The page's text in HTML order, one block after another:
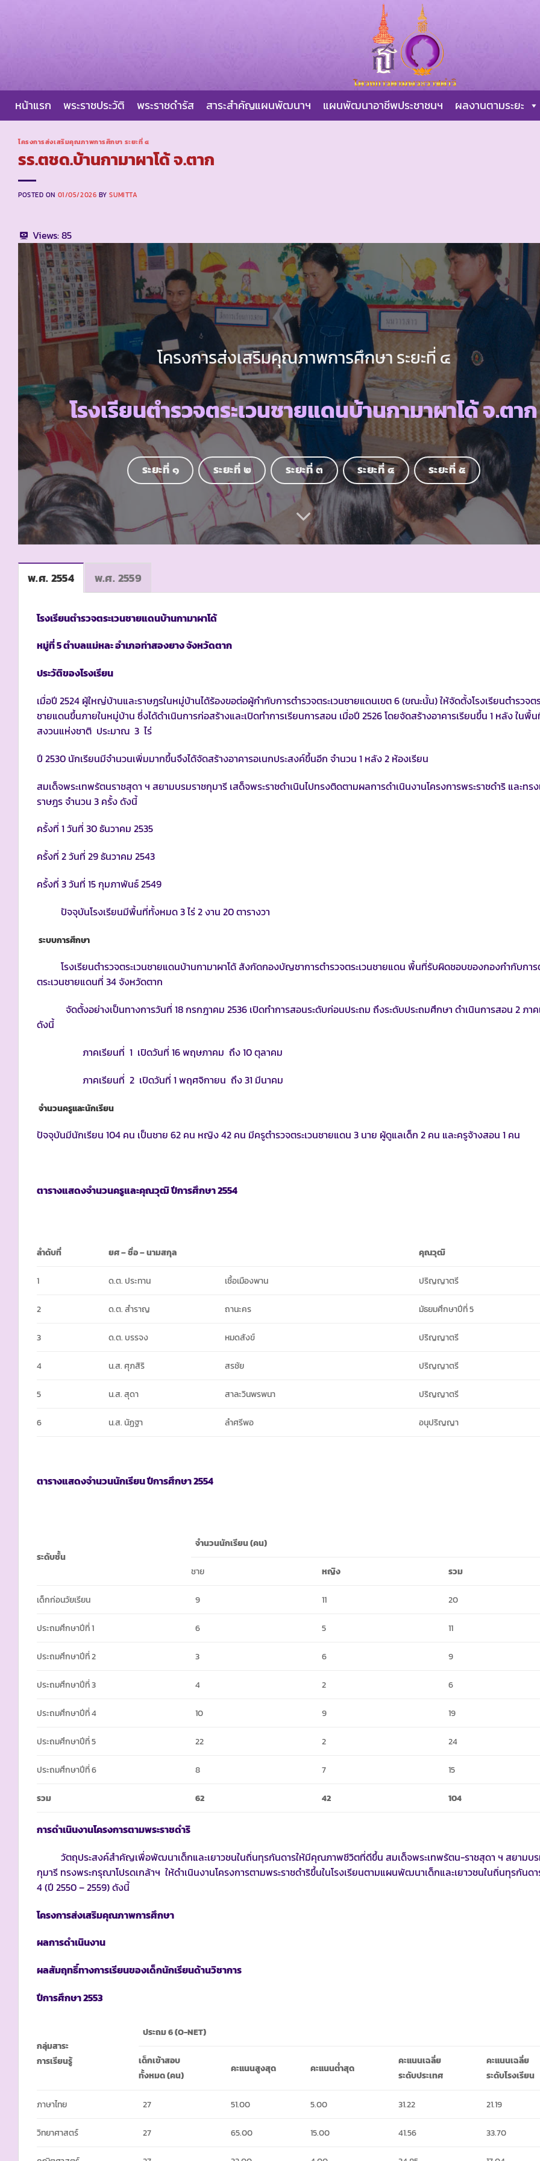
หน้าแรก พระราชประวัติ พระราชดำรัส สาระสำคัญแผนพัฒนาฯ แผนพัฒนาอาชีพประชาชนฯ ผลงานตามระยะ
โครงการส่งเสริมคุณภาพการศึกษา ระยะที่ ๔
รร.ตชด.บ้านกามาผาโด้ จ.ตาก
POSTED ON 01/05/2026 BYSUMITTA
Views:85
โครงการส่งเสริมคุณภาพการศึกษา ระยะที่ ๔
โรงเรียนตำรวจตระเวนชายแดนบ้านกามาผาโด้ จ.ตาก
ระยะที่ ๑ ระยะที่ ๒ ระยะที่ ๓ ระยะที่ ๔ ระยะที่ ๕
พ.ศ. 2554 พ.ศ. 2559
โรงเรียนตำรวจตระเวนชายแดนบ้านกามาผาโด้
หมู่ที่ 5 ตำบลแม่หละ อำเภอท่าสองยาง จังหวัดตาก
ประวัติของโรงเรียน
เมื่อปี 2524 ผู้ใหญ่บ้านและราษฎรในหมู่บ้านได้ร้องขอต่อผู้กำกับการตำรวจตระเวนชายแดนเขต 6 (ขณะนั้น) ให้จัดตั้งโรงเรียนตำรวจตร
ชายแดนขึ้นภายในหมู่บ้าน ซึ่งได้ดำเนินการก่อสร้างและเปิดทำการเรียนการสอน เมื่อปี 2526 โดยจัดสร้างอาคารเรียนขึ้น 1 หลัง ในพื้น
สงวนแห่งชาติ ประมาณ 3 ไร่
ปี 2530 นักเรียนมีจำนวนเพิ่มมากขึ้นจึงได้จัดสร้างอาคารอเนกประสงค์ขึ้นอีก จำนวน 1 หลัง 2 ห้องเรียน
สมเด็จพระเทพรัตนราชสุดา ฯ สยามบรมราชกุมารี เสด็จพระราชดำเนินไปทรงติดตามผลการดำเนินงานโครงการพระราชดำริ และทร
ราษฎร จำนวน 3 ครั้ง ดังนี้
ครั้งที่ 1 วันที่ 30 ธันวาคม 2535
ครั้งที่ 2 วันที่ 29 ธันวาคม 2543
ครั้งที่ 3 วันที่ 15 กุมภาพันธ์ 2549
ปัจจุบันโรงเรียนมีพื้นที่ทั้งหมด 3 ไร่ 2 งาน 20 ตารางวา
ระบบการศึกษา
โรงเรียนตำรวจตระเวนชายแดนบ้านกามาผาโด้ สังกัดกองบัญชาการตำรวจตระเวนชายแดน พื้นที่รับผิดชอบของกองกำกับการ
ตระเวนชายแดนที่ 34 จังหวัดตาก
จัดตั้งอย่างเป็นทางการวันที่ 18 กรกฎาคม 2536 เปิดทำการสอนระดับก่อนประถม ถึงระดับประถมศึกษา ดำเนินการสอน 2 ภาค
ดังนี้
ภาคเรียนที่ 1 เปิดวันที่ 16 พฤษภาคม ถึง 10 ตุลาคม
ภาคเรียนที่ 2 เปิดวันที่ 1 พฤศจิกายน ถึง 31 มีนาคม
จำนวนครูและนักเรียน
ปัจจุบันมีนักเรียน 104 คน เป็นชาย 62 คน หญิง 42 คน มีครูตำรวจตระเวนชายแดน 3 นาย ผู้ดูแลเด็ก 2 คน และครูจ้างสอน 1 คน
ตารางแสดงจำนวนครูและคุณวุฒิ ปีการศึกษา2554
ลำดับที่ ยศ– ชื่อ – นามสกุล คุณวุฒิ
1 ด.ต. ประทาน เชื้อเมืองพาน ปริญญาตรี
2 ด.ต. สำราญ ถานะคร มัธยมศึกษาปีที่ 5
3 ด.ต. บรรจง หมดสังข์ ปริญญาตรี
4 น.ส. ศุภสิริ สรชัย ปริญญาตรี
5 น.ส. สุดา สาละวินพรพนา ปริญญาตรี
6 น.ส. นัฏฐา ลำศรีพอ อนุปริญญา
ตารางแสดงจำนวนนักเรียน ปีการศึกษา2554
ระดับชั้น
จำนวนนักเรียน(คน)
ชาย หญิง รวม
เด็กก่อนวัยเรียน 9 11 20
ประถมศึกษาปีที่ 1 6 5 11
ประถมศึกษาปีที่ 2 3 6 9
ประถมศึกษาปีที่ 3 4 2 6
ประถมศึกษาปีที่ 4 10 9 19
ประถมศึกษาปีที่ 5 22 2 24
ประถมศึกษาปีที่ 6 8 7 15
รวม 62 42 104
การดำเนินงานโครงการตามพระราชดำริ
วัตถุประสงค์สำคัญเพื่อพัฒนาเด็กและเยาวชนในถิ่นทุรกันดารให้มีคุณภาพชีวิตที่ดีขึ้น สมเด็จพระเทพรัตน-ราชสุดา ฯ สยามบร
กุมารี ทรงพระกรุณาโปรดเกล้าฯ ให้ดำเนินงานโครงการตามพระราชดำริขึ้นในโรงเรียนตามแผนพัฒนาเด็กและเยาวชนในถิ่นทุรกันดา
4 (ปี 2550 – 2559) ดังนี้
โครงการส่งเสริมคุณภาพการศึกษา
ผลการดำเนินงาน
ผลสัมฤทธิ์ทางการเรียนของเด็กนักเรียนด้านวิชาการ
ปีการศึกษา 2553
กลุ่มสาระ
การเรียนรู้
ประถม 6 (O-NET)
เด็กเข้าสอบ
ทั้งหมด (คน)
คะแนนสูงสุด คะแนนต่ำสุด
คะแนนเฉลี่ย
ระดับประเทศ
คะแนนเฉลี่ย
ระดับโรงเรียน
ภาษาไทย 27 51.00 5.00 31.22 21.19
วิทยาศาสตร์ 27 65.00 15.00 41.56 33.70